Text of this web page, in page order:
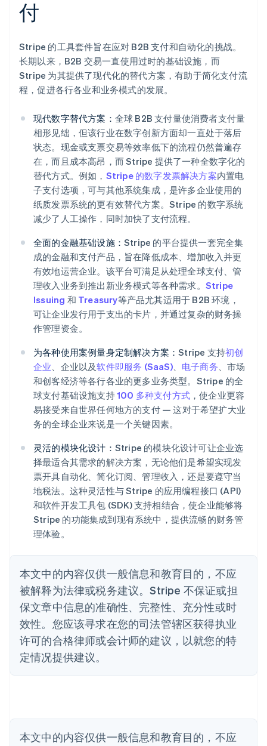
付
Stripe 的工具套件旨在应对 B2B 支付和自动化的挑战。
长期以来，B2B 交易一直使用过时的基础设施，而
Stripe 为其提供了现代化的替代方案，有助于简化支付流
程，促进各行各业和业务模式的发展。
现代数字替代方案： 全球 B2B 支付量使消费者支付量
相形见绌，但该行业在数字创新方面却一直处于落后
状态。现金或支票交易等效率低下的流程仍然普遍存
在，而且成本高昂，而 Stripe 提供了一种全数字化的
替代方式。例如， Stripe 的数字发票解决方案内置电
子支付选项，可与其他系统集成，是许多企业使用的
纸质发票系统的更有效替代方案。Stripe 的数字系统
减少了人工操作，同时加快了支付流程。
全面的金融基础设施： Stripe 的平台提供一套完全集
成的金融和支付产品，旨在降低成本、增加收入并更
有效地运营企业。该平台可满足从处理全球支付、管
理收入业务到推出新业务模式等各种需求。 Stripe
Issuing 和 Treasury等产品尤其适用于 B2B 环境，
可让企业发行用于支出的卡片，并通过复杂的财务操
作管理资金。
为各种使用案例量身定制解决方案：Stripe 支持初创
企业、企业以及软件即服务 (SaaS)、 电子商务、市场
和创客经济等各行各业的更多业务类型。Stripe 的全
球支付基础设施支持100 多种支付方式 ，使企业更容
易接受来自世界任何地方的支付 — 这对于希望扩大业
务的全球企业来说是一个关键因素。
灵活的模块化设计： Stripe 的模块化设计可让企业选
择最适合其需求的解决方案，无论他们是希望实现发
票开具自动化、简化订阅、管理收入，还是要遵守当
地税法。这种灵活性与 Stripe 的应用编程接口 (API)
和软件开发工具包 (SDK) 支持相结合，使企业能够将
Stripe 的功能集成到现有系统中，提供流畅的财务管
理体验。
本文中的内容仅供一般信息和教育目的，不应
被解释为法律或税务建议。Stripe 不保证或担
保文章中信息的准确性、完整性、充分性或时
效性。您应该寻求在您的司法管辖区获得执业
许可的合格律师或会计师的建议，以就您的特
定情况提供建议。
本文中的内容仅供一般信息和教育目的，不应
阿联酋
English
English
爱沙尼亚
English
奥地利
DeutschEnglish
澳大利亚
English
巴西
Português English
保加利亚
English
丹麦